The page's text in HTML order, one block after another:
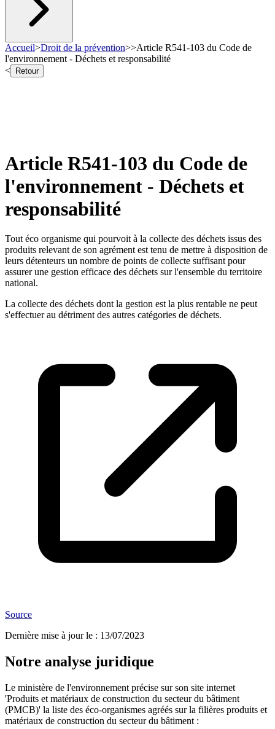
Accueil>Droit de la prévention>>Article R541-103 du Code de
l'environnement - Déchets et responsabilité
<
Retour
Article R541-103 du Code de
l'environnement - Déchets et
responsabilité
Tout éco organisme qui pourvoit à la collecte des déchets issus des
produits relevant de son agrément est tenu de mettre à disposition de
leurs détenteurs un nombre de points de collecte suffisant pour
assurer une gestion efficace des déchets sur l'ensemble du territoire
national.
La collecte des déchets dont la gestion est la plus rentable ne peut
s'effectuer au détriment des autres catégories de déchets.
Source
Dernière mise à jour le : 13/07/2023
Notre analyse juridique
Le ministère de l'environnement précise sur son site internet
'Produits et matériaux de construction du secteur du bâtiment
(PMCB)' la liste des éco-organismes agréés sur la filières produits et
matériaux de construction du secteur du bâtiment :